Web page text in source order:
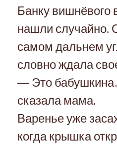
Банку вишнёвого
нашли случайно.
самом дальнем
словно ждала
— Это
сказала мама.
Варенье уже
когда крышка